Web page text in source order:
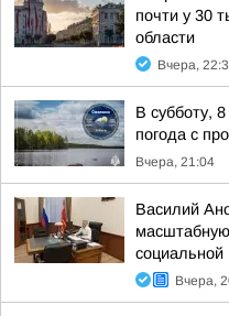
почти у 30
области
Вчера,
В субботу,
погода с
Вчера, 21:04
Василий
социальной
Вчера,